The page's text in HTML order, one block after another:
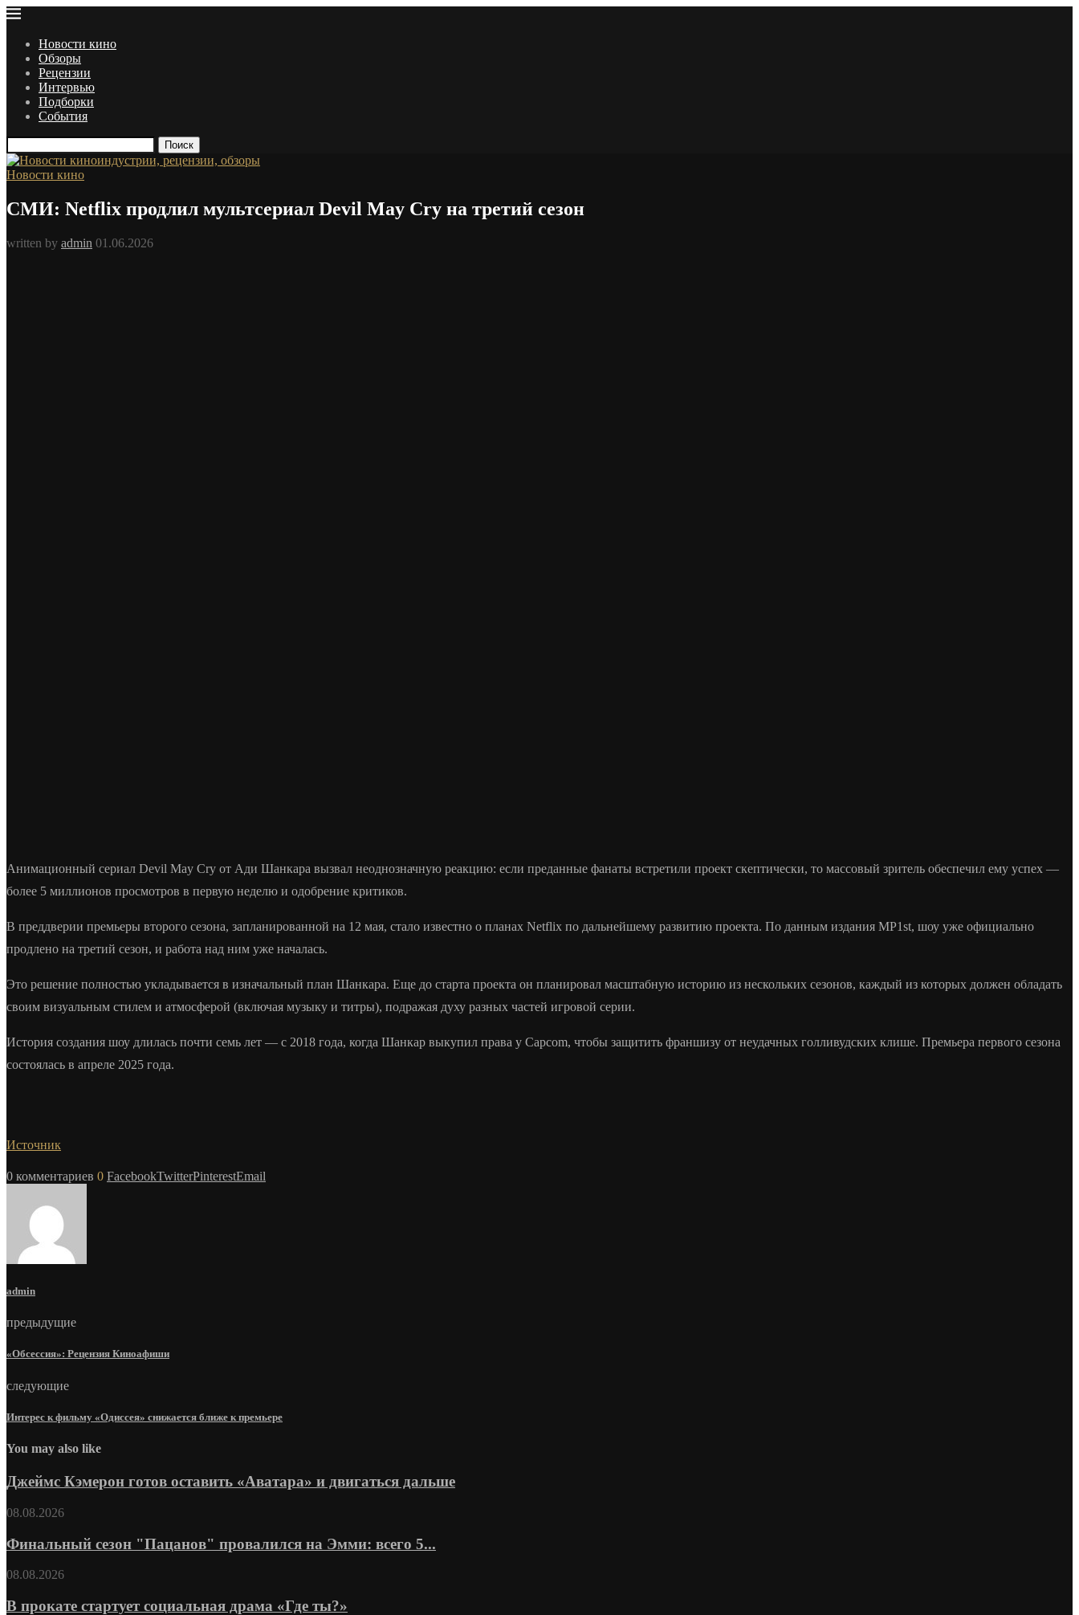
Новости кино
Обзоры
Рецензии
Интервью
Подборки
События
Поиск
Новости кино
СМИ: Netflix продлил мультсериал Devil May Cry на третий сезон
written by admin 01.06.2026
Анимационный сериал Devil May Cry от Ади Шанкара вызвал неоднозначную реакцию: если преданные фанаты встретили проект скептически, то массовый зритель обеспечил ему успех —
более 5 миллионов просмотров в первую неделю и одобрение критиков.
В преддверии премьеры второго сезона, запланированной на 12 мая, стало известно о планах Netflix по дальнейшему развитию проекта. По данным издания MP1st, шоу уже официально
продлено на третий сезон, и работа над ним уже началась.
Это решение полностью укладывается в изначальный план Шанкара. Еще до старта проекта он планировал масштабную историю из нескольких сезонов, каждый из которых должен обладать
своим визуальным стилем и атмосферой (включая музыку и титры), подражая духу разных частей игровой серии.
История создания шоу длилась почти семь лет — с 2018 года, когда Шанкар выкупил права у Capcom, чтобы защитить франшизу от неудачных голливудских клише. Премьера первого сезона
состоялась в апреле 2025 года.
Источник
0 комментариев 0 FacebookTwitterPinterestEmail
admin
предыдущие
«Обсессия»: Рецензия Киноафиши
следующие
Интерес к фильму «Одиссея» снижается ближе к премьере
You may also like
Джеймс Кэмерон готов оставить «Аватара» и двигаться дальше
08.08.2026
Финальный сезон "Пацанов" провалился на Эмми: всего 5...
08.08.2026
В прокате стартует социальная драма «Где ты?»